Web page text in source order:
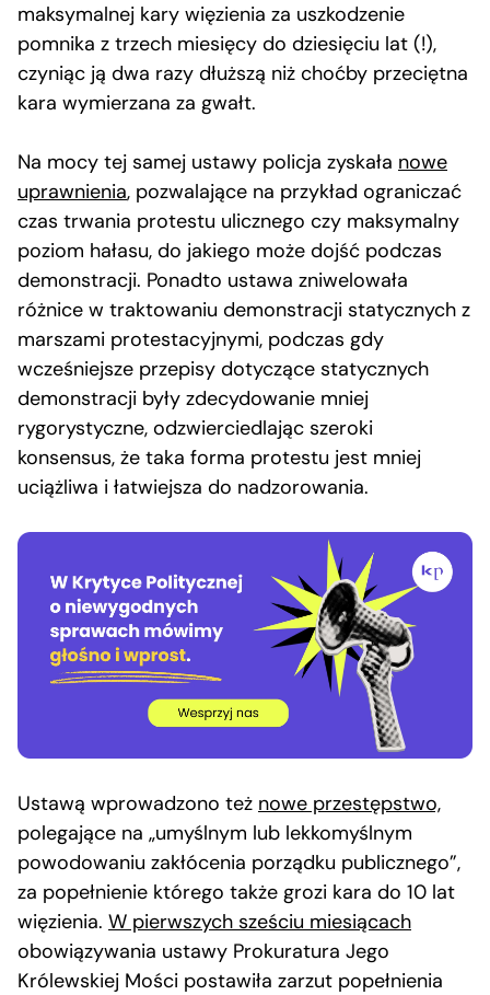
maksymalnej kary więzienia za uszkodzenie
pomnika z trzech miesięcy do dziesięciu lat (!),
czyniąc ją dwa razy dłuższą niż choćby przeciętna
kara wymierzana za gwałt.
Na mocy tej samej ustawy policja zyskała nowe
uprawnienia, pozwalające na przykład ograniczać
czas trwania protestu ulicznego czy maksymalny
poziom hałasu, do jakiego może dojść podczas
demonstracji. Ponadto ustawa zniwelowała
różnice w traktowaniu demonstracji statycznych z
marszami protestacyjnymi, podczas gdy
wcześniejsze przepisy dotyczące statycznych
demonstracji były zdecydowanie mniej
rygorystyczne, odzwierciedlając szeroki
konsensus, że taka forma protestu jest mniej
uciążliwa i łatwiejsza do nadzorowania.
Ustawą wprowadzono też nowe przestępstwo,
polegające na „umyślnym lub lekkomyślnym
powodowaniu zakłócenia porządku publicznego”,
za popełnienie którego także grozi kara do 10 lat
więzienia. W pierwszych sześciu miesiącach
obowiązywania ustawy Prokuratura Jego
Królewskiej Mości postawiła zarzut popełnienia